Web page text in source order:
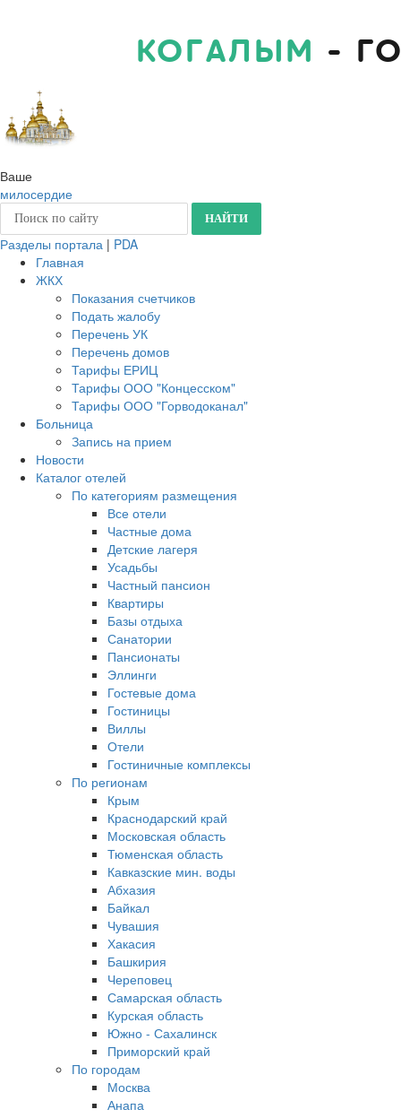
КОГАЛЫМ -
Ваше
милосердие
Разделы портала | PDA
Главная
ЖКХ
Показания счетчиков
Подать жалобу
Перечень УК
Перечень домов
Тарифы ЕРИЦ
Тарифы ООО "Концесском"
Тарифы ООО "Горводоканал"
Больница
Запись на прием
Новости
Каталог отелей
По категориям размещения
Все отели
Частные дома
Детские лагеря
Усадьбы
Частный пансион
Квартиры
Базы отдыха
Санатории
Пансионаты
Эллинги
Гостевые дома
Гостиницы
Виллы
Отели
Гостиничные комплексы
По регионам
Крым
Краснодарский край
Московская область
Тюменская область
Кавказские мин. воды
Абхазия
Байкал
Чувашия
Хакасия
Башкирия
Череповец
Самарская область
Курская область
Южно - Сахалинск
Приморский край
По городам
Москва
Анапа